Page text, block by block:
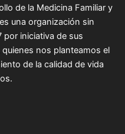
de la Medicina Familiar y
una organización sin
por iniciativa de sus
nos planteamos el
de la calidad de vida